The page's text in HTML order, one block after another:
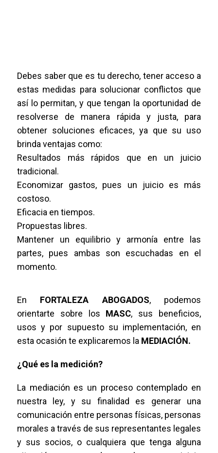
Debes saber que es tu derecho, tener acceso a
estas medidas para solucionar conflictos que
así lo permitan, y que tengan la oportunidad de
resolverse de manera rápida y justa, para
obtener soluciones eficaces, ya que su uso
brinda ventajas como:
Resultados más rápidos que en un juicio
tradicional.
Economizar gastos, pues un juicio es más
costoso.
Eficacia en tiempos.
Propuestas libres.
Mantener un equilibrio y armonía entre las
partes, pues ambas son escuchadas en el
momento.
En FORTALEZA ABOGADOS, podemos
orientarte sobre los MASC, sus beneficios,
usos y por supuesto su implementación, en
esta ocasión te explicaremos la MEDIACIÓN.
¿Qué es la medición?
La mediación es un proceso contemplado en
nuestra ley, y su finalidad es generar una
comunicación entre personas físicas, personas
morales a través de sus representantes legales
y sus socios, o cualquiera que tenga alguna